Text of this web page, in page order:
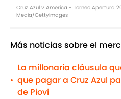
Cruz Azul v America - Torneo Apertura
Media/GettyImages
Más noticias sobre el
•
La millonaria cláusula
que pagar a Cruz Azul
de Piovi